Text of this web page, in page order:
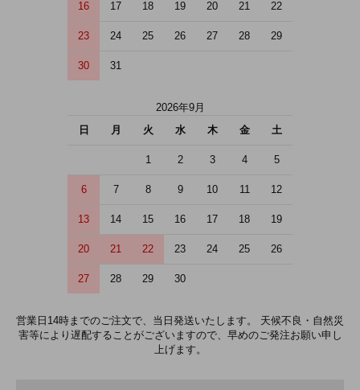
16 17 18 19 20 21 22
23 24 25 26 27 28 29
30 31
2026年9月
日
月 火 水 木 金 土
1 2 3 4 5
6 7 8 9 10 11 12
13 14 15 16 17 18 19
20 21 22 23 24 25 26
27 28 29 30
営業日14時までのご注文で、当日発送いたします。 天候不良・自然災
害等により遅配することがございますので、早めのご発注お願い申し
上げます。